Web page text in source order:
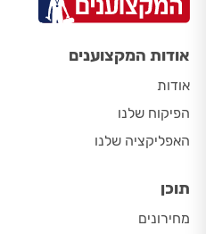
אודות המקצוענים
אודות
הפיקוח שלנו
האפליקציה שלנו
תוכן
מחירונים